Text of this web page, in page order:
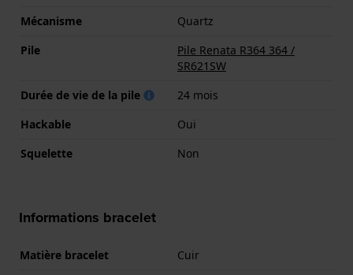
Mécanisme
Quartz
Pile
Pile Renata R364 364 /
SR621SW
Durée de vie de la pile
24 mois
Hackable
Oui
Squelette
Non
Informations bracelet
Matière bracelet
Cuir